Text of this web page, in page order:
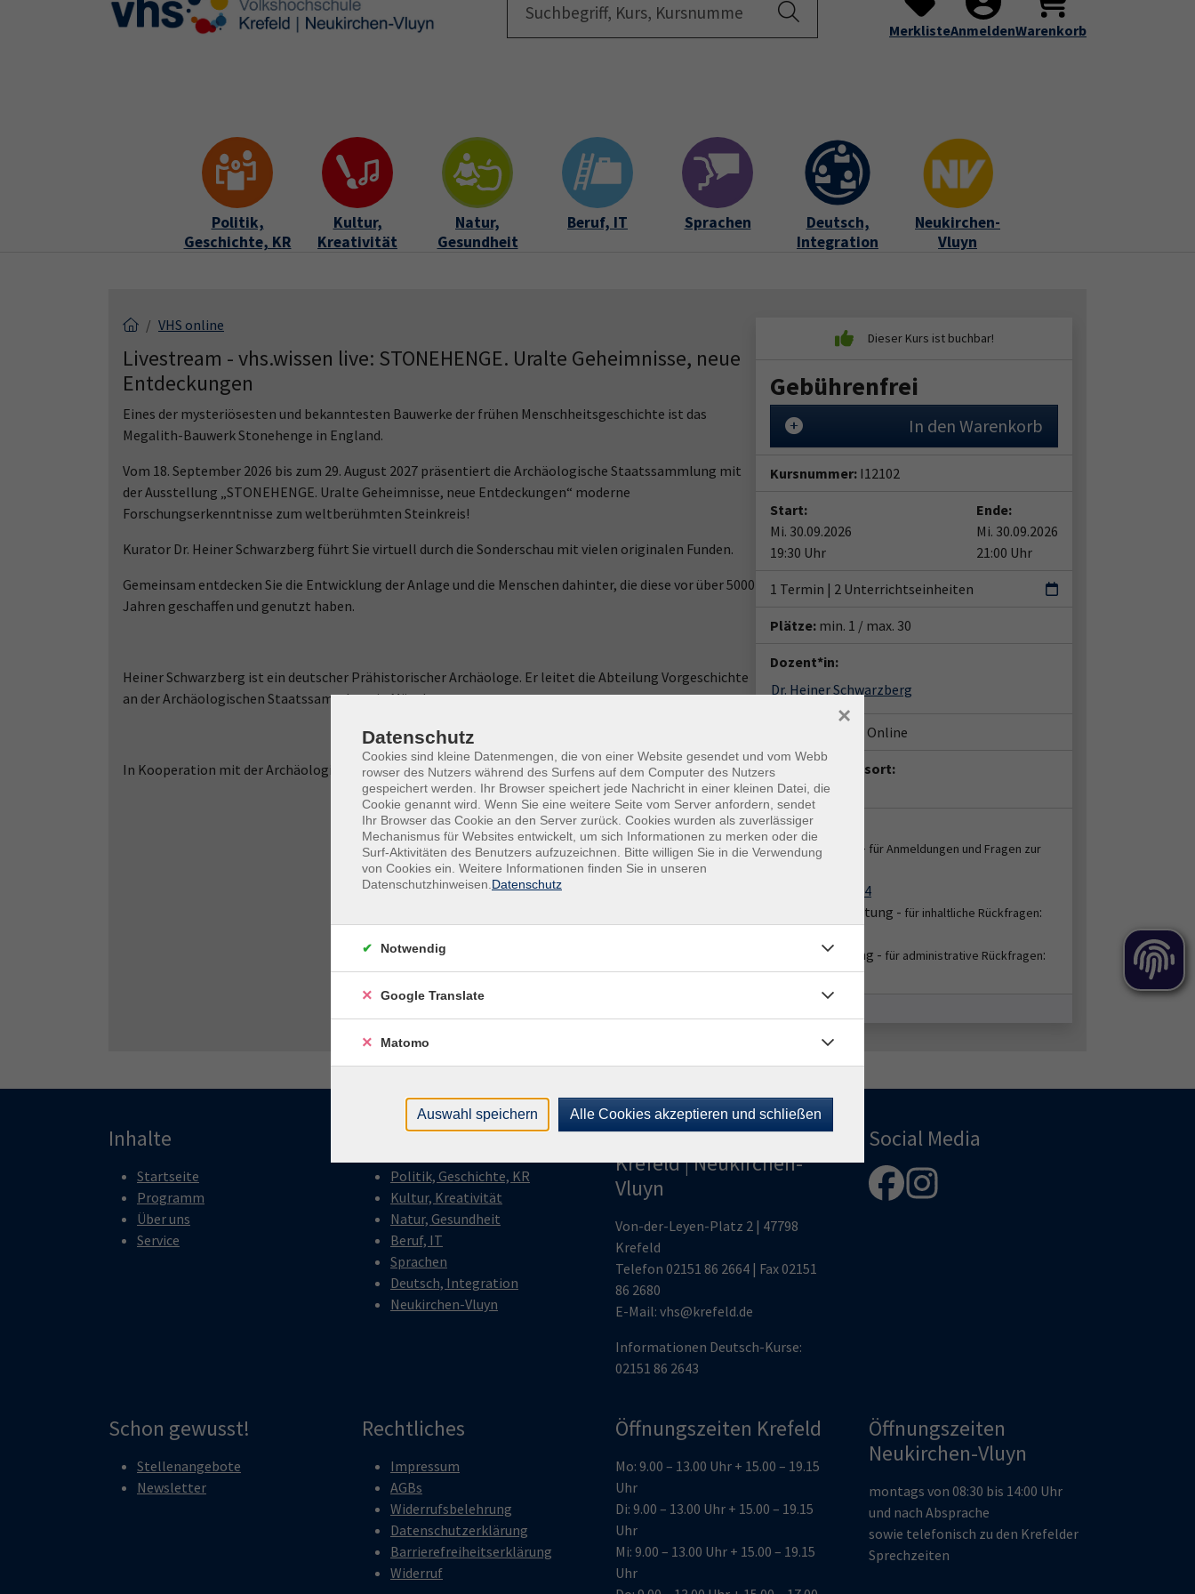
Skip to main content
Skip to page footer Startseite Submenu for "Programm"
Über uns Submenu for "Über uns"
Service Submenu for
MerklisteAnmeldenWarenkorb
Politik,
Geschichte, KR
Kultur,
Kreativität
Natur,
Gesundheit
Beruf, IT Sprachen
Deutsch,
Integration
Neukirchen-
Vluyn
VHS online
Livestream - vhs.wissen live: STONEHENGE. Uralte Geheimnisse, neue
Entdeckungen
Eines der mysteriösesten und bekanntesten Bauwerke der frühen Menschheitsgeschichte ist das
Megalith-Bauwerk Stonehenge in England.
Vom 18. September 2026 bis zum 29. August 2027 präsentiert die Archäologische Staatssammlung mit
der Ausstellung „STONEHENGE. Uralte Geheimnisse, neue Entdeckungen“ moderne
Forschungserkenntnisse zum weltberühmten Steinkreis!
Kurator Dr. Heiner Schwarzberg führt Sie virtuell durch die Sonderschau mit vielen originalen Funden.
Gemeinsam entdecken Sie die Entwicklung der Anlage und die Menschen dahinter, die diese vor über 5000
Jahren geschaffen und genutzt haben.
Heiner Schwarzberg ist ein deutscher Prähistorischer Archäologe. Er leitet die Abteilung Vorgeschichte
an der Archäologischen Staatssammlung in München.
In Kooperation mit der Archäologischen Staatssammlung und der Staatlichen Museumsagentur Bayern.
Gebührenfrei
In den Warenkorb
Kursnummer: I12102
Start:
Mi. 30.09.2026
19:30 Uhr
Ende:
Mi. 30.09.2026
21:00 Uhr
1 Termin | 2 Unterrichtseinheiten
Plätze: min. 1 / max. 30
Dozent*in:
Dr. Heiner Schwarzberg
Geschäftsstelle Online
Veranstaltungsort:
online
Kontakt:
Kundenservice - für Anmeldungen und Fragen zur
+492151 86-2664
Fachbereichsleitung - für inhaltliche Rückfragen:
Sachbearbeitung - für administrative Rückfragen:
02151/86-2668
Inhalte
Startseite
Programm
Über uns
Service
Programm
Politik, Geschichte, KR
Kultur, Kreativität
Natur, Gesundheit
Beruf, IT
Sprachen
Deutsch, Integration
Neukirchen-Vluyn
Volkshochschule
Krefeld | Neukirchen-
Vluyn
Von-der-Leyen-Platz 2 | 47798
Krefeld
Telefon 02151 86 2664 | Fax 02151
86 2680
E-Mail: vhs@krefeld.de
Informationen Deutsch-Kurse:
02151 86 2643
Social Media
Schon gewusst!
Stellenangebote
Newsletter
Rechtliches
Impressum
AGBs
Widerrufsbelehrung
Datenschutzerklärung
Barrierefreiheitserklärung
Widerruf
Öffnungszeiten Krefeld
Mo: 9.00 – 13.00 Uhr + 15.00 – 19.15
Uhr
Di: 9.00 – 13.00 Uhr + 15.00 – 19.15
Uhr
Mi: 9.00 – 13.00 Uhr + 15.00 – 19.15
Uhr
Öffnungszeiten
Neukirchen-Vluyn
montags von 08:30 bis 14:00 Uhr
und nach Absprache
sowie telefonisch zu den Krefelder
Sprechzeiten
Datenschutz
Cookies sind kleine Datenmengen, die von einer Website gesendet und vom Webb
rowser des Nutzers während des Surfens auf dem Computer des Nutzers
gespeichert werden. Ihr Browser speichert jede Nachricht in einer kleinen Datei, die
Cookie genannt wird. Wenn Sie eine weitere Seite vom Server anfordern, sendet
Ihr Browser das Cookie an den Server zurück. Cookies wurden als zuverlässiger
Mechanismus für Websites entwickelt, um sich Informationen zu merken oder die
Surf-Aktivitäten des Benutzers aufzuzeichnen. Bitte willigen Sie in die Verwendung
von Cookies ein. Weitere Informationen finden Sie in unseren
Datenschutzhinweisen. Datenschutz
×
Notwendig
Google Translate
Matomo
Auswahl speichern Alle Cookies akzeptieren und schließen